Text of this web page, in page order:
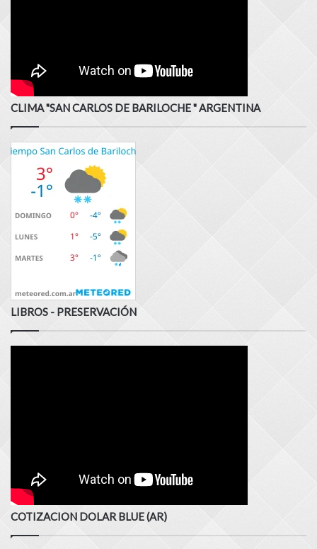
CLIMA "SAN CARLOS DE BARILOCHE " ARGENTINA
LIBROS - PRESERVACIÓN
COTIZACION DOLAR BLUE (AR)